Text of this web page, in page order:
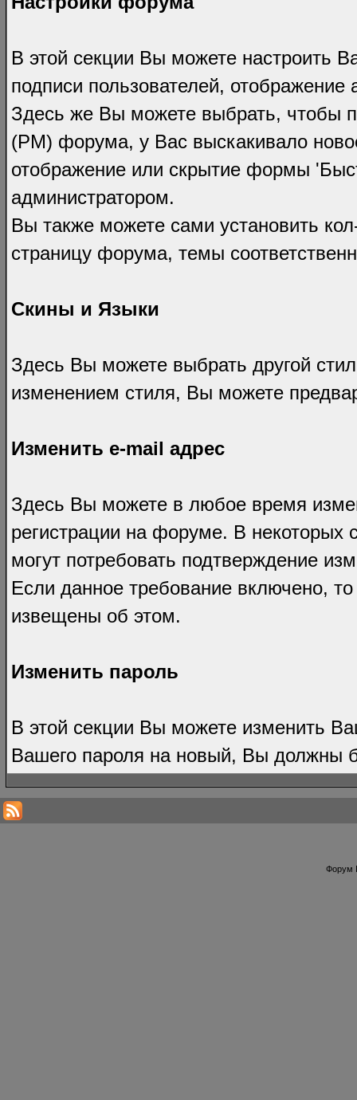
В этой секции Вы можете настроить
подписи пользователей,
Здесь же Вы можете выбрать, чтобы
(PM) форума, у Вас выскакивало
отображение или скрытие формы
администратором.
Вы также можете сами установить
страницу форума, темы
Скины и Языки
Здесь Вы можете выбрать другой
изменением стиля, Вы можете
Изменить e-mail адрес
Здесь Вы можете в любое время
регистрации на форуме. В некоторых
могут потребовать подтверждение
Если данное требование включено,
извещены об этом.
Изменить пароль
В этой секции Вы можете изменить
Вашего пароля на новый, Вы должны
Форум